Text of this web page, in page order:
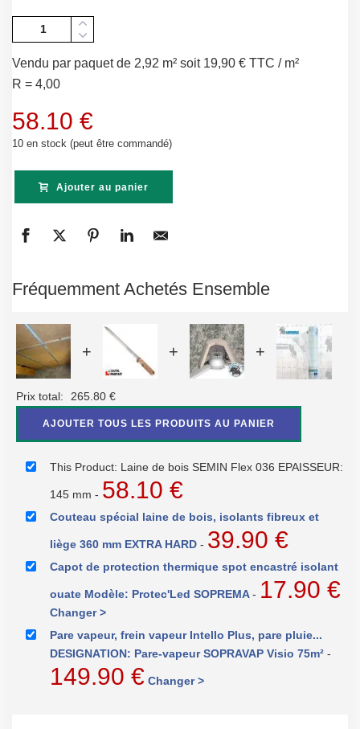
Quantité
Vendu par paquet de 2,92 m² soit 19,90 € TTC / m²
R = 4,00
58.10 €
10 en stock (peut être commandé)
Ajouter au panier
Fréquemment Achetés Ensemble
+ + +
Prix total: 265.80 €
AJOUTER TOUS LES PRODUITS AU PANIER
This Product: Laine de bois SEMIN Flex 036 EPAISSEUR:
145 mm - 58.10 €
Couteau spécial laine de bois, isolants fibreux et
liège 360 mm EXTRA HARD - 39.90 €
Capot de protection thermique spot encastré isolant
ouate Modèle: Protec'Led SOPREMA- 17.90 €
Changer >
Pare vapeur, frein vapeur Intello Plus, pare pluie...
DESIGNATION: Pare-vapeur SOPRAVAP Visio 75m² -
149.90 € Changer >